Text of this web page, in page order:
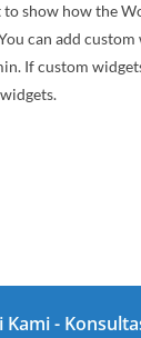
to show how the
can add
If custom
Kami -